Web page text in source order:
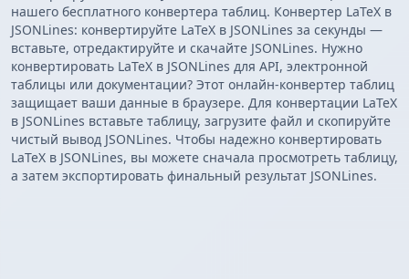
нашего бесплатного конвертера таблиц. Конвертер LaTeX в
JSONLines: конвертируйте LaTeX в JSONLines за секунды —
вставьте, отредактируйте и скачайте JSONLines. Нужно
конвертировать LaTeX в JSONLines для API, электронной
таблицы или документации? Этот онлайн-конвертер таблиц
защищает ваши данные в браузере. Для конвертации LaTeX
в JSONLines вставьте таблицу, загрузите файл и скопируйте
чистый вывод JSONLines. Чтобы надежно конвертировать
LaTeX в JSONLines, вы можете сначала просмотреть таблицу,
а затем экспортировать финальный результат JSONLines.